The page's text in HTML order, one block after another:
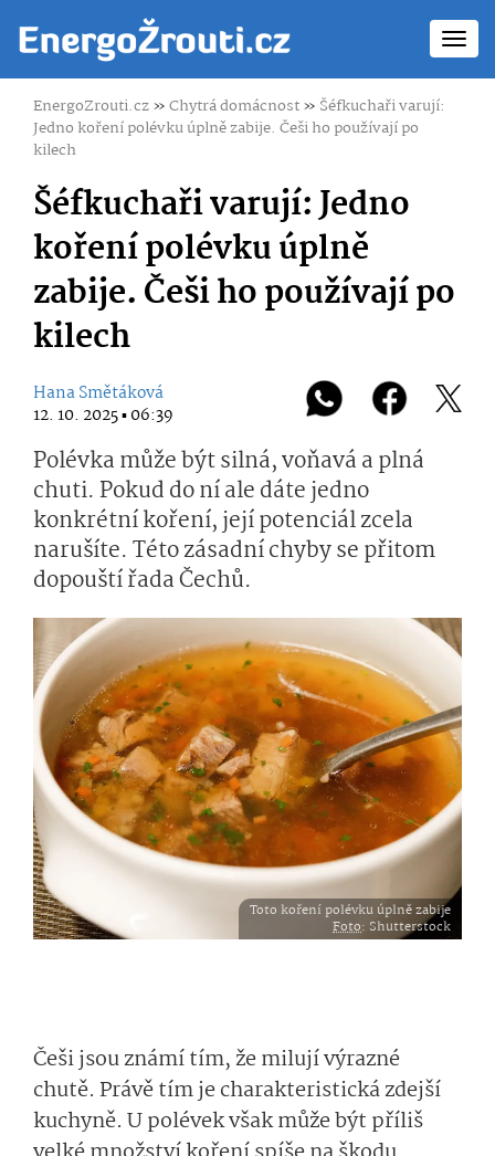
EnergoZrouti.cz»Chytrá domácnost» Šéfkuchaři varují:
Jedno koření polévku úplně zabije. Češi ho používají po
kilech
Šéfkuchaři varují: Jedno
koření polévku úplně
zabije. Češi ho používají po
kilech
Hana Smětáková
12. 10. 2025 ▪ 06:39
Polévka může být silná, voňavá a plná
chuti. Pokud do ní ale dáte jedno
konkrétní koření, její potenciál zcela
narušíte. Této zásadní chyby se přitom
dopouští řada Čechů.
Toto koření polévku úplně zabije
Foto: Shutterstock
Češi jsou známí tím, že milují výrazné
chutě. Právě tím je charakteristická zdejší
kuchyně. U polévek však může být příliš